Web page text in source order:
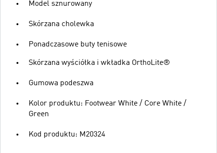
Model sznurowany
Skórzana cholewka
Ponadczasowe buty tenisowe
Skórzana wyściółka i wkładka OrthoLite®
Gumowa podeszwa
Kolor produktu: Footwear White / Core White /
Green
Kod produktu: M20324